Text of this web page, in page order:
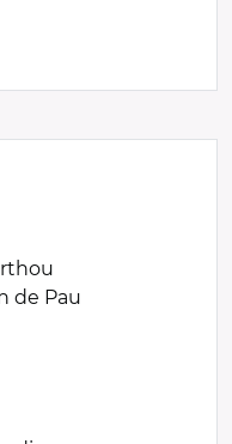
de Pau